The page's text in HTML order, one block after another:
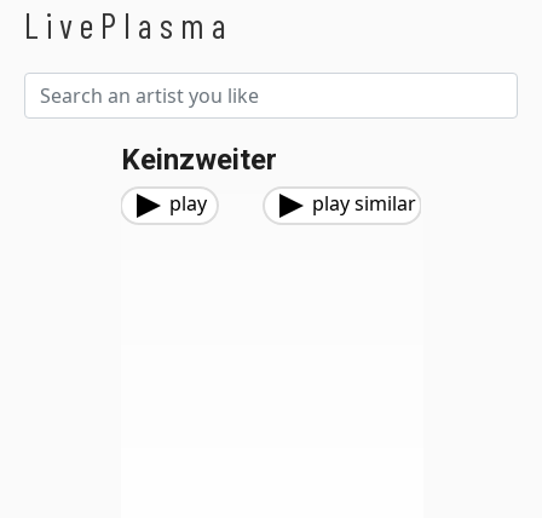
LivePlasma
Keinzweiter
play play similar